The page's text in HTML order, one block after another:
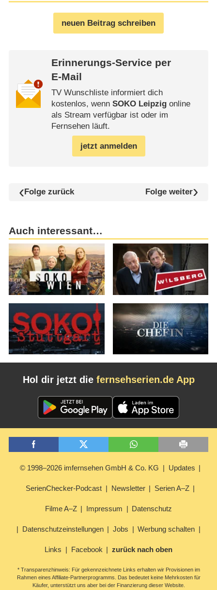
neuen Beitrag schreiben
Erinnerungs-Service per
E-Mail
TV Wunschliste informiert dich
kostenlos, wenn SOKO Leipzigonline
als Stream verfügbar ist oder im
Fernsehen läuft.
jetzt anmelden
Folge zurück Folge weiter
Auch interessant…
Hol dir jetzt die fernsehserien.de App
© 1998–2026 imfernsehen GmbH & Co. KG Updates
SerienChecker-Podcast Newsletter Serien A–Z
Filme A–Z Impressum Datenschutz
Datenschutzeinstellungen Jobs Werbung schalten
Links Facebook zurück nach oben
* Transparenzhinweis: Für gekennzeichnete Links erhalten wir Provisionen im
Rahmen eines Affiliate-Partnerprogramms. Das bedeutet keine Mehrkosten für
Käufer, unterstützt uns aber bei der Finanzierung dieser Website.